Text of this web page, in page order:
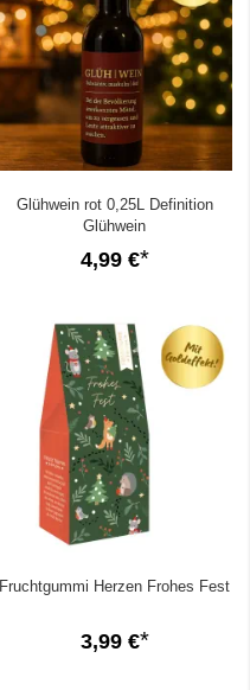
Glühwein rot 0,25L Definition
Glühwein
4,99 €
Fruchtgummi Herzen Frohes Fest
3,99 €